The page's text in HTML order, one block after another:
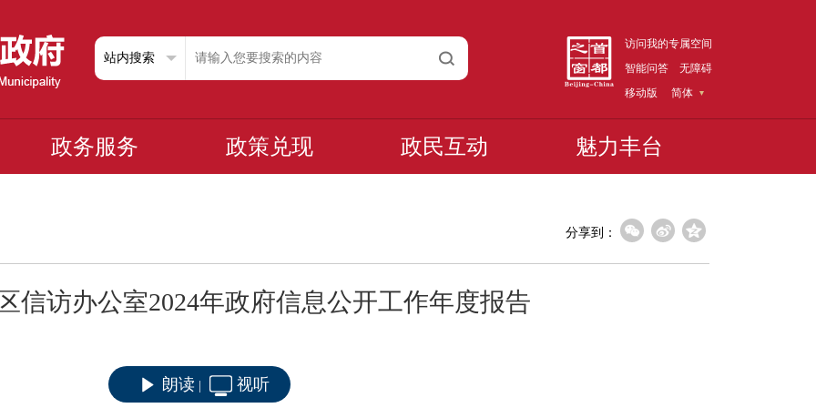
访问我的专属空间
智能问答
无障碍
移动版
简体
政务服务 政策兑现 政民互动 魅力丰台
分享到：
信访办公室2024年政府信息公开工作年度报告
朗读 视听